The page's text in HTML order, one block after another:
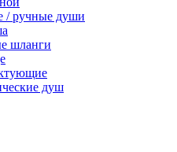
/ ручные души
шланги
душ